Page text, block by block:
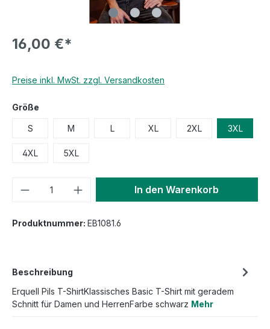
16,00 €*
Preise inkl. MwSt. zzgl. Versandkosten
Größe
S M L XL 2XL 3XL
4XL 5XL
In den Warenkorb
Produktnummer: EB1081.6
Beschreibung
Erquell Pils T-ShirtKlassisches Basic T-Shirt mit geradem
Schnitt für Damen und HerrenFarbe schwarz Mehr